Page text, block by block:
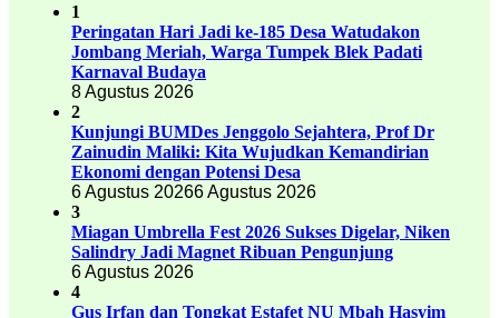
1
Peringatan Hari Jadi ke-185 Desa Watudakon
Jombang Meriah, Warga Tumpek Blek Padati
Karnaval Budaya
8 Agustus 2026
2
Kunjungi BUMDes Jenggolo Sejahtera, Prof Dr
Zainudin Maliki: Kita Wujudkan Kemandirian
Ekonomi dengan Potensi Desa
6 Agustus 20266 Agustus 2026
3
Miagan Umbrella Fest 2026 Sukses Digelar, Niken
Salindry Jadi Magnet Ribuan Pengunjung
6 Agustus 2026
4
Gus Irfan dan Tongkat Estafet NU Mbah Hasyim